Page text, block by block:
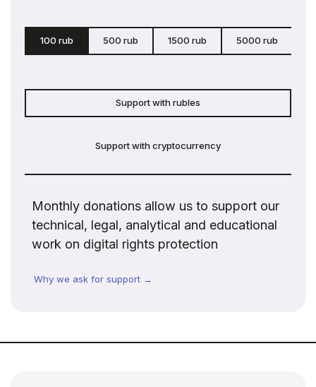
100 rub 500 rub 1500 rub 5000 rub
Support with rubles
Support with cryptocurrency
Monthly donations allow us to support our
technical, legal, analytical and educational
work on digital rights protection
Why we ask for support →